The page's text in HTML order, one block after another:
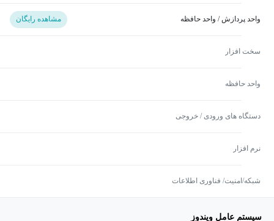
واحد پردازش / واحد حافظه مشاهده رایگان
سخت افزار
واحد حافظه
دستگاه های ورودی / خروجی
نرم افزار
شبکه/امنیت/ فناوری اطلاعات
سیستم عامل ویندوز